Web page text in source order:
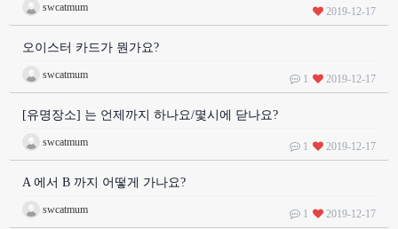
swcatmum 2019-12-17
오이스터 카드가 뭔가요?
swcatmum 1 2019-12-17
[유명장소] 는 언제까지 하나요/몇시에 닫나요?
swcatmum 1 2019-12-17
A 에서 B 까지 어떻게 가나요?
swcatmum 1 2019-12-17